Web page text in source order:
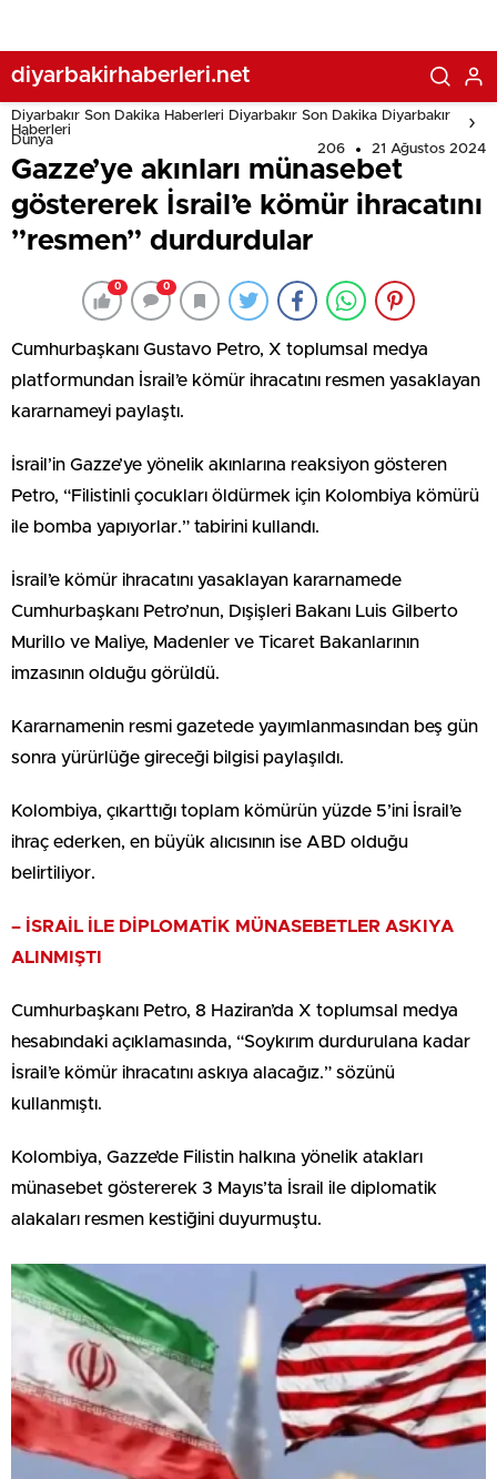
diyarbakirhaberleri.net
Diyarbakır Son Dakika Haberleri Diyarbakır Son Dakika Diyarbakır
Haberleri
Dünya
206 21 Ağustos 2024
Gazze’ye akınları münasebet
göstererek İsrail’e kömür ihracatını
”resmen” durdurdular
0 0
Cumhurbaşkanı Gustavo Petro, X toplumsal medya
platformundan İsrail’e kömür ihracatını resmen yasaklayan
kararnameyi paylaştı.
İsrail’in Gazze’ye yönelik akınlarına reaksiyon gösteren
Petro, “Filistinli çocukları öldürmek için Kolombiya kömürü
ile bomba yapıyorlar.” tabirini kullandı.
İsrail’e kömür ihracatını yasaklayan kararnamede
Cumhurbaşkanı Petro’nun, Dışişleri Bakanı Luis Gilberto
Murillo ve Maliye, Madenler ve Ticaret Bakanlarının
imzasının olduğu görüldü.
Kararnamenin resmi gazetede yayımlanmasından beş gün
sonra yürürlüğe gireceği bilgisi paylaşıldı.
Kolombiya, çıkarttığı toplam kömürün yüzde 5’ini İsrail’e
ihraç ederken, en büyük alıcısının ise ABD olduğu
belirtiliyor.
– İSRAİL İLE DİPLOMATİK MÜNASEBETLER ASKIYA
ALINMIŞTI
Cumhurbaşkanı Petro, 8 Haziran’da X toplumsal medya
hesabındaki açıklamasında, “Soykırım durdurulana kadar
İsrail’e kömür ihracatını askıya alacağız.” sözünü
kullanmıştı.
Kolombiya, Gazze’de Filistin halkına yönelik atakları
münasebet göstererek 3 Mayıs’ta İsrail ile diplomatik
alakaları resmen kestiğini duyurmuştu.